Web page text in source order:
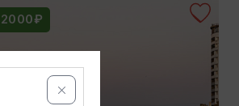
2000₽